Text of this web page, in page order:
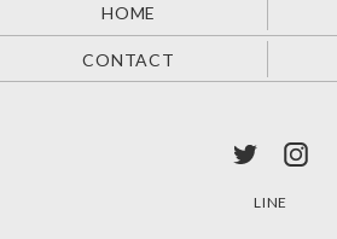
HOME
CONTACT
LINE